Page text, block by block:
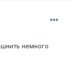
немного